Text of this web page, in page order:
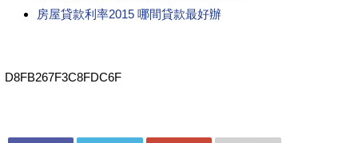
房屋貸款利率2015 哪間貸款最好辦
D8FB267F3C8FDC6F